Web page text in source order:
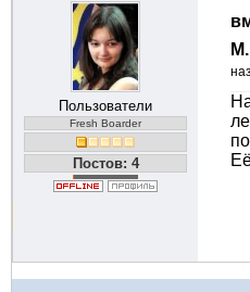
Пользователи
Fresh Boarder
Постов: 4